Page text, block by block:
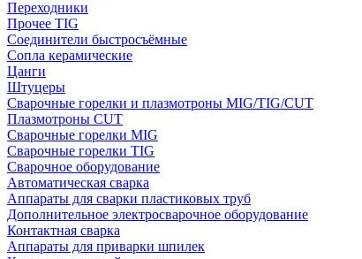
Переходники
Прочее TIG
Соединители быстросъёмные
Сопла керамические
Цанги
Штуцеры
Сварочные горелки и плазмотроны MIG/TIG/CUT
Плазмотроны CUT
Сварочные горелки MIG
Сварочные горелки TIG
Сварочное оборудование
Автоматическая сварка
Аппараты для сварки пластиковых труб
Дополнительное электросварочное оборудование
Контактная сварка
Аппараты для приварки шпилек